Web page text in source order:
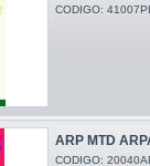
CODIGO:
ARP MTD
CODIGO: